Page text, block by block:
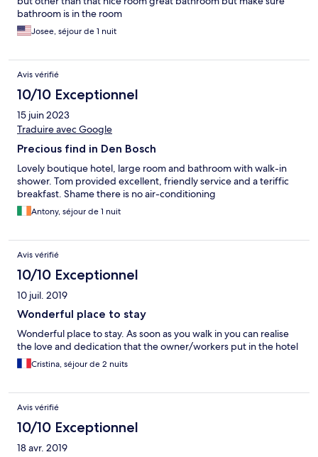
bathroom is in the room
Josee, séjour de 1 nuit
Avis vérifié
10/10 Exceptionnel
15 juin 2023
Traduire avec Google
Precious find in Den Bosch
Lovely boutique hotel, large room and bathroom with walk-in
shower. Tom provided excellent, friendly service and a teriffic
breakfast. Shame there is no air-conditioning
Antony, séjour de 1 nuit
Avis vérifié
10/10 Exceptionnel
10 juil. 2019
Wonderful place to stay
Wonderful place to stay. As soon as you walk in you can realise
the love and dedication that the owner/workers put in the hotel
Cristina, séjour de 2 nuits
Avis vérifié
10/10 Exceptionnel
18 avr. 2019